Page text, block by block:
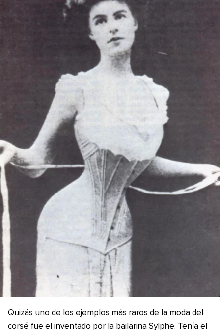
Quizás uno de los ejemplos más raros de la moda del
corsé fue el inventado por la bailarina Sylphe. Tenía el